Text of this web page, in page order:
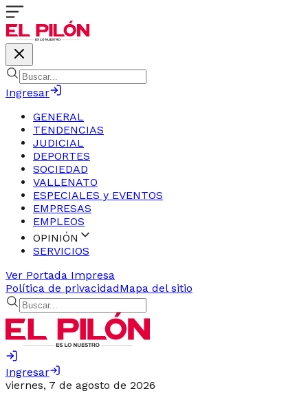
Ingresar
GENERAL
TENDENCIAS
JUDICIAL
DEPORTES
SOCIEDAD
VALLENATO
ESPECIALES y EVENTOS
EMPRESAS
EMPLEOS
OPINIÓN
SERVICIOS
Ver Portada Impresa
Política de privacidadMapa del sitio
Ingresar
viernes, 7 de agosto de 2026